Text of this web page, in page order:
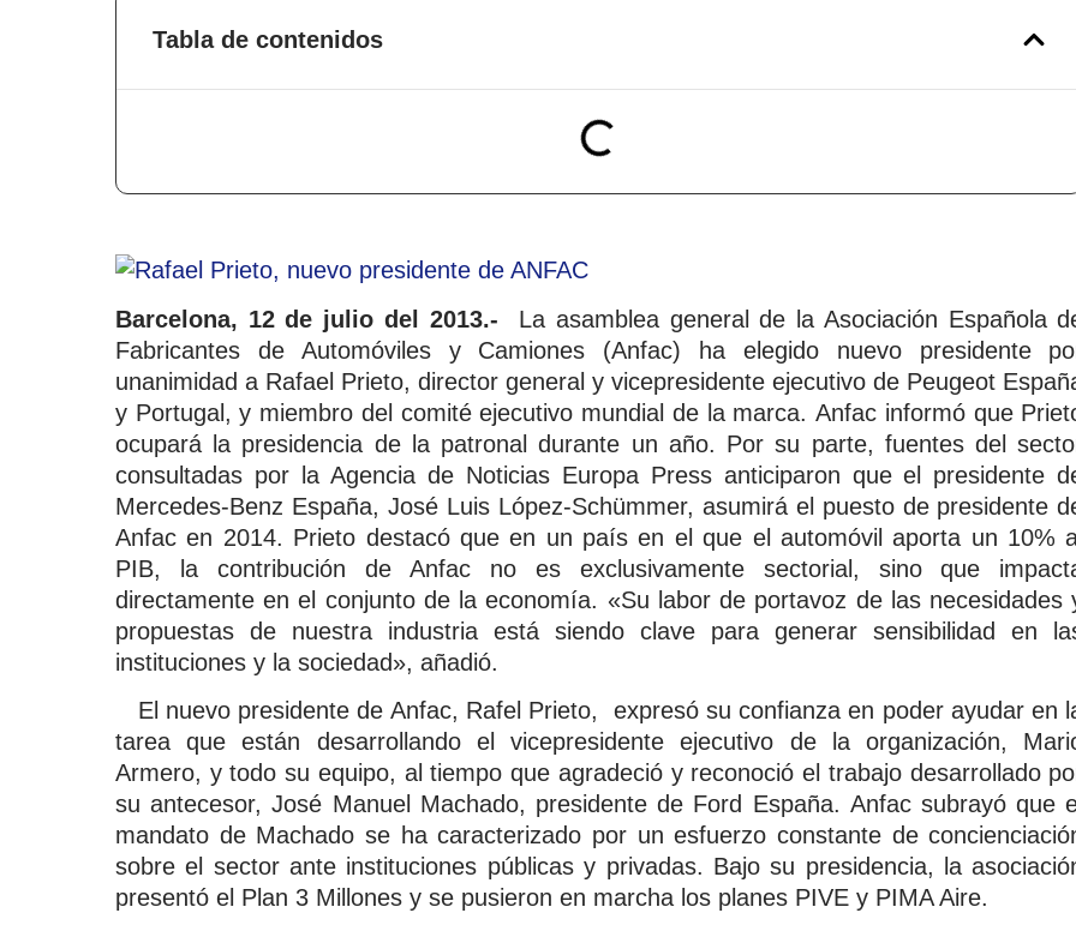
Tabla de contenidos
Barcelona, 12 de julio del 2013.- La asamblea general de la Asociación Española
Fabricantes de Automóviles y Camiones (Anfac) ha elegido nuevo presidente
unanimidad a Rafael Prieto, director general y vicepresidente ejecutivo de Peugeot
y Portugal, y miembro del comité ejecutivo mundial de la marca. Anfac informó que
ocupará la presidencia de la patronal durante un año. Por su parte, fuentes del
consultadas por la Agencia de Noticias Europa Press anticiparon que el presidente
Mercedes-Benz España, José Luis López-Schümmer, asumirá el puesto de presidente
Anfac en 2014. Prieto destacó que en un país en el que el automóvil aporta un 10%
PIB, la contribución de Anfac no es exclusivamente sectorial, sino que
directamente en el conjunto de la economía. «Su labor de portavoz de las necesidades
propuestas de nuestra industria está siendo clave para generar sensibilidad en
instituciones y la sociedad», añadió.
El nuevo presidente de Anfac, Rafel Prieto, expresó su confianza en poder ayudar en
tarea que están desarrollando el vicepresidente ejecutivo de la organización,
Armero, y todo su equipo, al tiempo que agradeció y reconoció el trabajo desarrollado
su antecesor, José Manuel Machado, presidente de Ford España. Anfac subrayó que
mandato de Machado se ha caracterizado por un esfuerzo constante de
sobre el sector ante instituciones públicas y privadas. Bajo su presidencia, la
presentó el Plan 3 Millones y se pusieron en marcha los planes PIVE y PIMA Aire.